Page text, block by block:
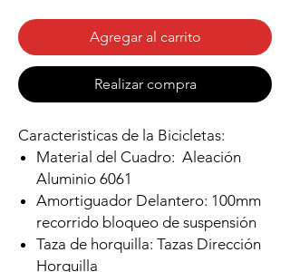
Agregar al carrito
Realizar compra
Caracteristicas de la Bicicletas:
Material del Cuadro: Aleación
Aluminio 6061
Amortiguador Delantero: 100mm
recorrido bloqueo de suspensión
Taza de horquilla: Tazas Dirección
Horquilla